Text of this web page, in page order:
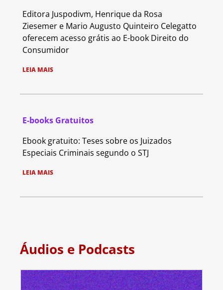
Editora Juspodivm, Henrique da Rosa
Ziesemer e Mario Augusto Quinteiro Celegatto
oferecem acesso grátis ao E-book Direito do
Consumidor
LEIA MAIS
E-books Gratuitos
Ebook gratuito: Teses sobre os Juizados
Especiais Criminais segundo o STJ
LEIA MAIS
Áudios e Podcasts